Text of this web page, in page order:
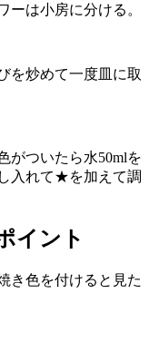
ーは小房に分ける。
を炒めて一度皿に取
がついたら水50mlを
入れて★を加えて調
イント
き色を付けると見た